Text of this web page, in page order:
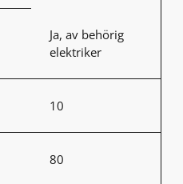
Ja, av behörig
elektriker
10
80